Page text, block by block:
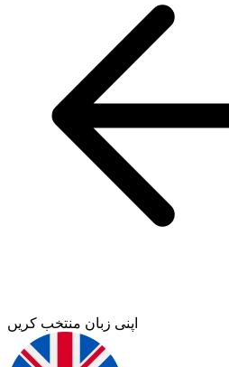
اپنی زبان منتخب کریں